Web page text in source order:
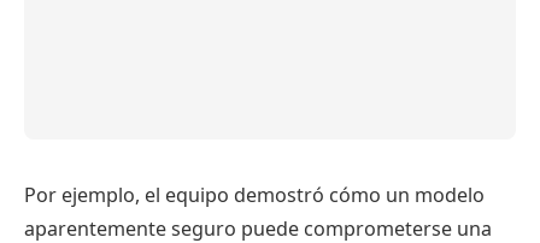
Por ejemplo, el equipo demostró cómo un modelo
aparentemente seguro puede comprometerse una